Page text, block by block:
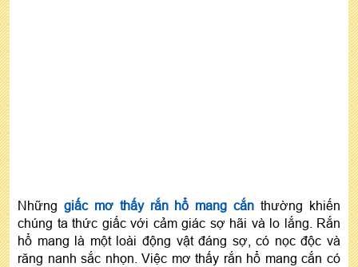
Những giấc mơ thấy rắn hổ mang cắn thường khiến
chúng ta thức giấc với cảm giác sợ hãi và lo lắng. Rắn
hổ mang là một loài động vật đáng sợ, có nọc độc và
răng nanh sắc nhọn. Việc mơ thấy rắn hổ mang cắn có